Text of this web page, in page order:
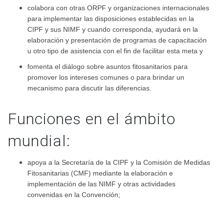
colabora con otras ORPF y organizaciones internacionales
para implementar las disposiciones establecidas en la
CIPF y sus NIMF y cuando corresponda, ayudará en la
elaboración y presentación de programas de capacitación
u otro tipo de asistencia con el fin de facilitar esta meta y
fomenta el diálogo sobre asuntos fitosanitarios para
promover los intereses comunes o para brindar un
mecanismo para discutir las diferencias.
Funciones en el ámbito
mundial:
apoya a la Secretaría de la CIPF y la Comisión de Medidas
Fitosanitarias (CMF) mediante la elaboración e
implementación de las NIMF y otras actividades
convenidas en la Convención;